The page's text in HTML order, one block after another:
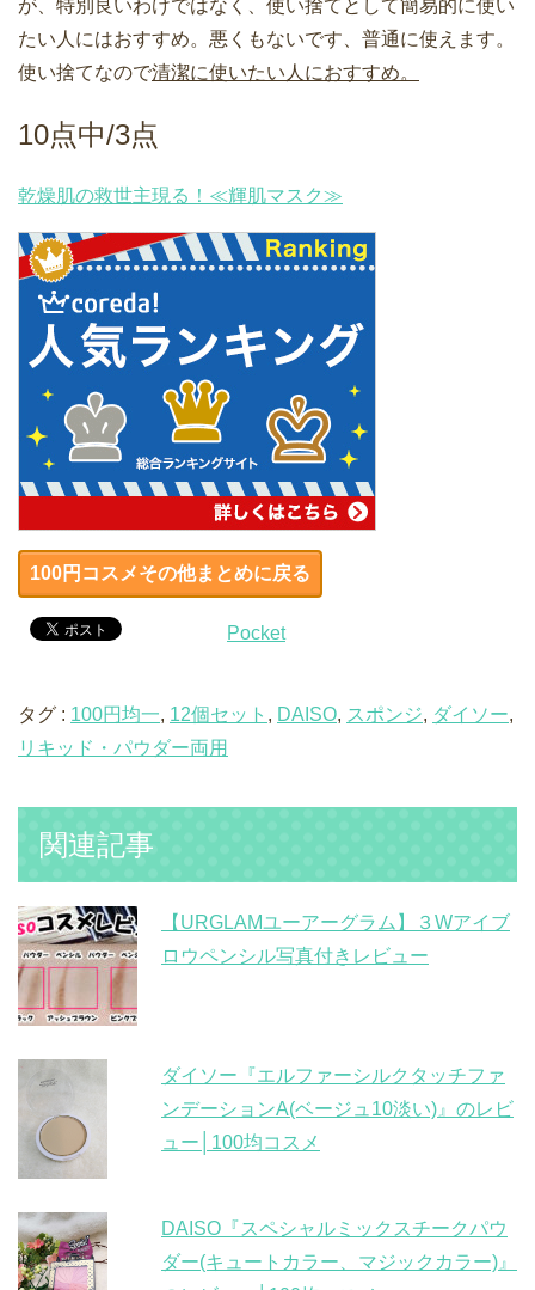
が、特別良いわけではなく、使い捨てとして簡易的に使い
たい人にはおすすめ。悪くもないです、普通に使えます。
使い捨てなので清潔に使いたい人におすすめ。
10点中/3点
乾燥肌の救世主現る！≪輝肌マスク≫
100円コスメその他まとめに戻る
Pocket
タグ : 100円均一, 12個セット , DAISO, スポンジ, ダイソー,
リキッド・パウダー両用
関連記事
【URGLAMユーアーグラム】３Wアイブ
ロウペンシル写真付きレビュー
ダイソー『エルファーシルクタッチファ
ンデーションA(ベージュ10淡い)』のレビ
ュー│100均コスメ
DAISO『スペシャルミックスチークパウ
ダー(キュートカラー、マジックカラー)』